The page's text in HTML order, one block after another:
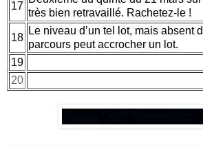
17
très bien retravaillé. Rachetez-le !
18
Le niveau d’un tel lot, mais absent
parcours peut accrocher un lot.
19
20